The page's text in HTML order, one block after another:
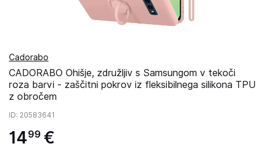
Cadorabo
CADORABO Ohišje, združljiv s Samsungom v tekoči
roza barvi - zaščitni pokrov iz fleksibilnega silikona TPU
z obročem
ID: 20583641
1499 €